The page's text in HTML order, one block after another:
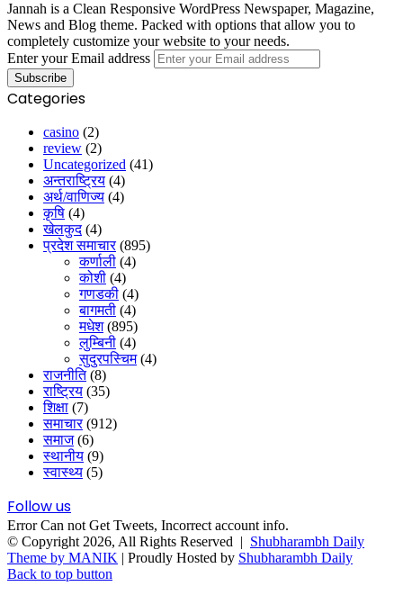
Jannah is a Clean Responsive WordPress Newspaper, Magazine,
News and Blog theme. Packed with options that allow you to
completely customize your website to your needs.
Enter your Email address
Categories
casino (2)
review (2)
Uncategorized (41)
अन्तराष्ट्रिय (4)
अर्थ/वाणिज्य (4)
कृषि (4)
खेलकुद(4)
प्रदेश समाचार(895)
कर्णाली (4)
कोशी (4)
गणडकी (4)
बागमती (4)
मधेश(895)
लुम्बिनी (4)
सुदुरपस्चिम(4)
राजनीति(8)
राष्ट्रिय (35)
शिक्षा (7)
समाचार(912)
समाज(6)
स्थानीय (9)
स्वास्थ्य (5)
Follow us
Error Can not Get Tweets, Incorrect account info.
© Copyright 2026, All Rights Reserved | Shubharambh Daily
Theme by MANIK | Proudly Hosted by Shubharambh Daily
Back to top button